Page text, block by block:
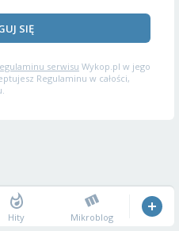
SIĘ
serwisu Wykop.pl w jego
Regulaminu w całości,
Hity Mikroblog